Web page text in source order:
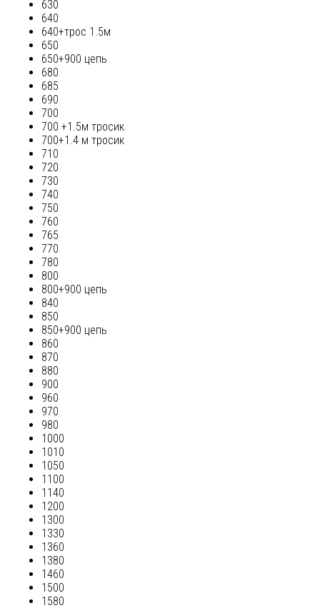
630
640
640+трос 1.5м
650
650+900 цепь
680
685
690
700
700 +1.5м тросик
700+1.4 м тросик
710
720
730
740
750
760
765
770
780
800
800+900 цепь
840
850
850+900 цепь
860
870
880
900
960
970
980
1000
1010
1050
1100
1140
1200
1300
1330
1360
1380
1460
1500
1580